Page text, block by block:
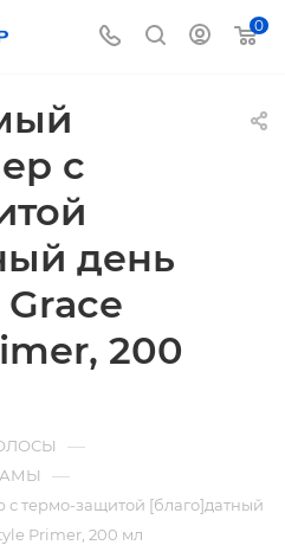
0
с
день
Grace
200
—
—
термо-защитой [благо]датный
Primer, 200 мл